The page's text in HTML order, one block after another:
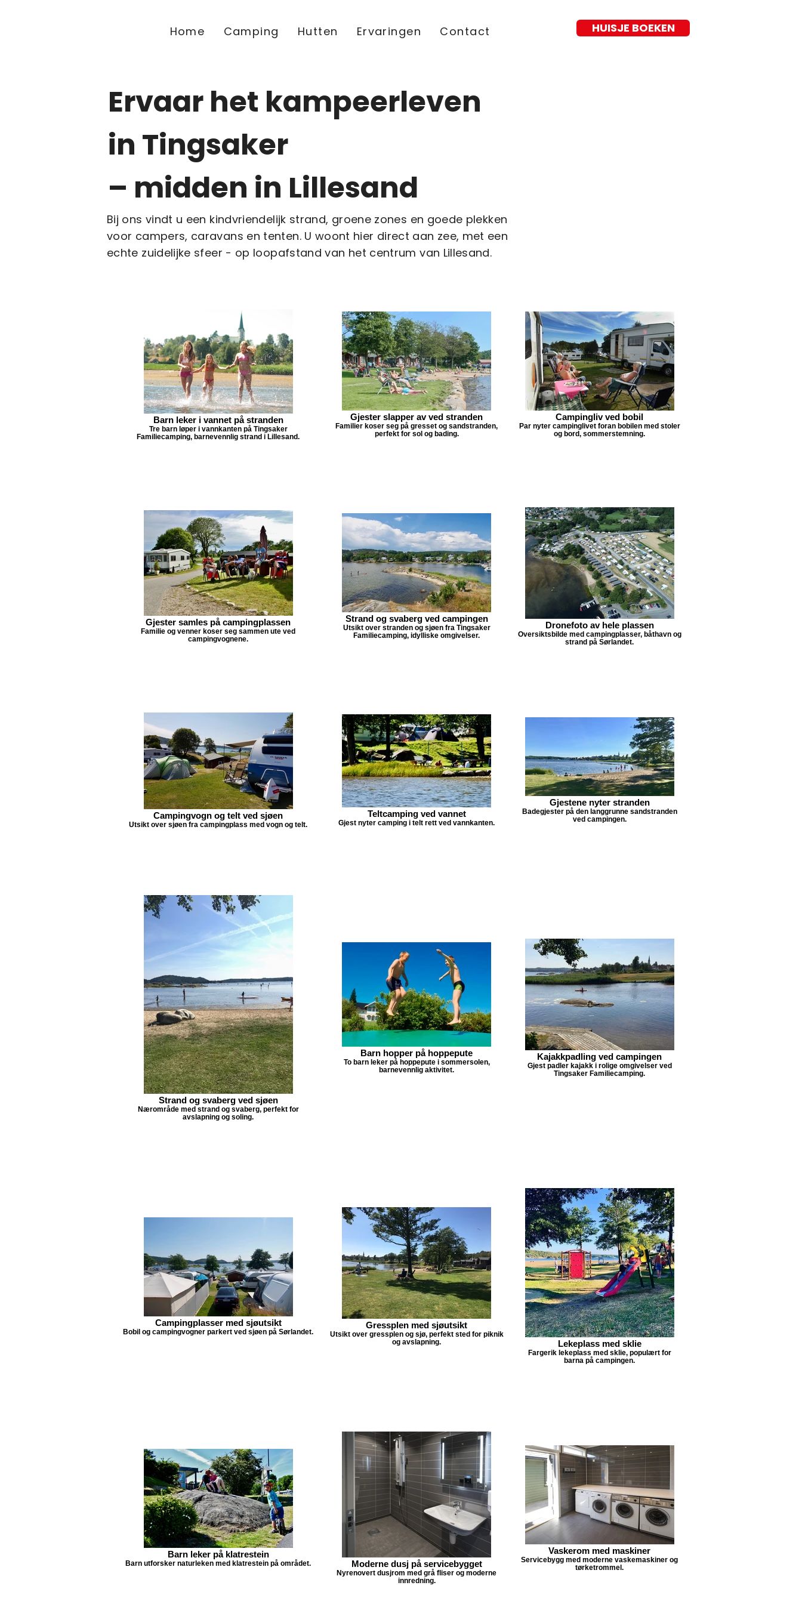
Home Camping Hutten Ervaringen Contact HUISJE BOEKEN
Ervaar het kampeerleven
in Tingsaker
– midden in Lillesand
Bij ons vindt u een kindvriendelijk strand, groene zones en goede plekken
voor campers, caravans en tenten. U woont hier direct aan zee, met een
echte zuidelijke sfeer - op loopafstand van het centrum van Lillesand.
Barn leker i vannet på stranden
Tre barn løper i vannkanten på Tingsaker
Familiecamping, barnevennlig strand i Lillesand.
Gjester slapper av ved stranden
Familier koser seg på gresset og sandstranden,
perfekt for sol og bading.
Campingliv ved bobil
Par nyter campinglivet foran bobilen med stoler
og bord, sommerstemning.
Gjester samles på campingplassen
Familie og venner koser seg sammen ute ved
campingvognene.
Strand og svaberg ved campingen
Utsikt over stranden og sjøen fra Tingsaker
Familiecamping, idylliske omgivelser.
Dronefoto av hele plassen
Oversiktsbilde med campingplasser, båthavn og
strand på Sørlandet.
Campingvogn og telt ved sjøen
Utsikt over sjøen fra campingplass med vogn og telt.
Teltcamping ved vannet
Gjest nyter camping i telt rett ved vannkanten.
Gjestene nyter stranden
Badegjester på den langgrunne sandstranden
ved campingen.
Strand og svaberg ved sjøen
Nærområde med strand og svaberg, perfekt for
avslapning og soling.
Barn hopper på hoppepute
To barn leker på hoppepute i sommersolen,
barnevennlig aktivitet.
Kajakkpadling ved campingen
Gjest padler kajakk i rolige omgivelser ved
Tingsaker Familiecamping.
Campingplasser med sjøutsikt
Bobil og campingvogner parkert ved sjøen på Sørlandet.
Gressplen med sjøutsikt
Utsikt over gressplen og sjø, perfekt sted for piknik
og avslapning.
Lekeplass med sklie
Fargerik lekeplass med sklie, populært for
barna på campingen.
Barn leker på klatrestein
Barn utforsker naturleken med klatrestein på området. Moderne dusj på servicebygget
Nyrenovert dusjrom med grå fliser og moderne
innredning.
Vaskerom med maskiner
Servicebygg med moderne vaskemaskiner og
tørketrommel.